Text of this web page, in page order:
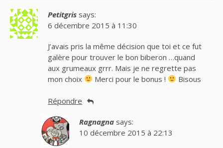
Petitgris says:
6 décembre 2015 à 11:30
J’avais pris la même décision que toi et ce fut
galère pour trouver le bon biberon …quand
aux grumeaux grrr. Mais je ne regrette pas
mon choix
Merci pour le bonus ! Bisous
Répondre
Ragnagna says:
10 décembre 2015 à 22:13